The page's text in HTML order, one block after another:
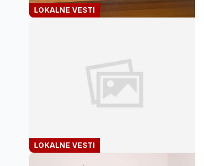
LOKALNE VESTI
LOKALNE VESTI